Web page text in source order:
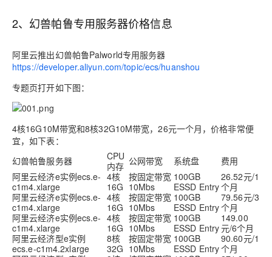
2、幻兽帕鲁专用服务器价格信息
阿里云推出幻兽帕鲁Palworld专用服务器
https://developer.aliyun.com/topic/ecs/huanshou
专题页打开如下图：
4核16G10M带宽和8核32G10M带宽，26元一个月，价格非常便
宜，如下表：
幻兽帕鲁服务器
CPU
内存 公网带宽 系统盘
费用
阿里云经济e实例ecs.e-
c1m4.xlarge
4核
16G
按固定带宽
10Mbs
100GB
ESSD Entry
26.52元/1
个月
阿里云经济e实例ecs.e-
c1m4.xlarge
4核
16G
按固定带宽
10Mbs
100GB
ESSD Entry
79.56元/3
个月
阿里云经济e实例ecs.e-
c1m4.xlarge
4核
16G
按固定带宽
10Mbs
100GB
ESSD Entry
149.00
元/6个月
阿里云经济型e实例
ecs.e-c1m4.2xlarge
8核
32G
按固定带宽
10Mbs
100GB
ESSD Entry
90.60元/1
个月